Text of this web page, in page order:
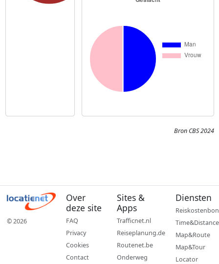
Bron CBS 2024
© 2026
Over
deze site
FAQ
Privacy
Cookies
Contact
Sites &
Apps
Trafficnet.nl
Reiseplanung.de
Routenet.be
Onderweg
Diensten
Reiskostenbon
Time&Distance
Map&Route
Map&Tour
Locator